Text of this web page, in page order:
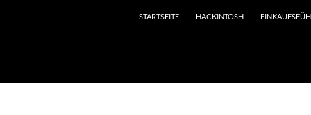
STARTSEITE HACKINTOSH